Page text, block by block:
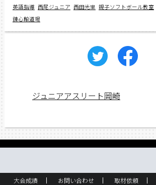
英語指導 西尾ジュニア 西田光里 親子ソフトボール教室
錬心館道場
ジュニアアスリート岡崎
大会成績 お問い合わせ 取材依頼